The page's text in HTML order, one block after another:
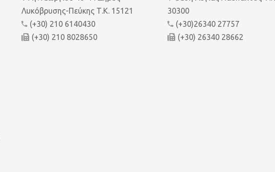
Λυκόβρυσης-Πεύκης Τ.Κ. 15121
(+30) 210 6140430
(+30) 210 8028650
30300
(+30)26340 27757
(+30) 26340 28662